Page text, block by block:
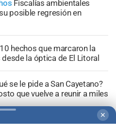
Fiscalías ambientales
posible regresión en
10 hechos que marcaron la
la óptica de El Litoral
se le pide a San Cayetano?
que vuelve a reunir a miles
✕